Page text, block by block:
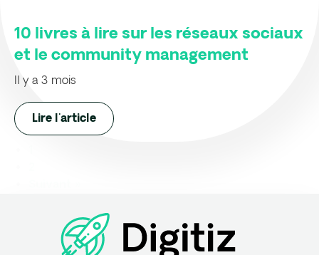
10 livres à lire sur les réseaux sociaux
et le community management
Il y a 3 mois
Lire l'article